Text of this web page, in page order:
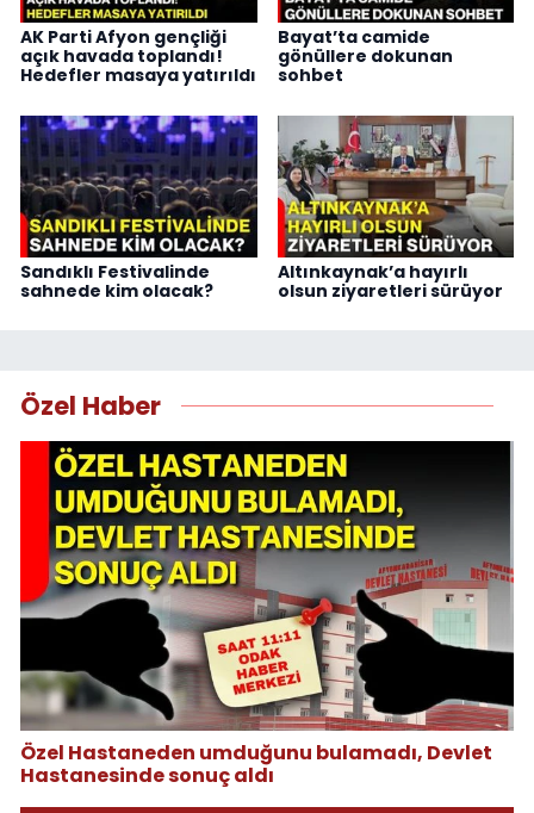
AK Parti Afyon gençliği
açık havada toplandı!
Hedefler masaya yatırıldı
Bayat’ta camide
gönüllere dokunan
sohbet
Sandıklı Festivalinde
sahnede kim olacak?
Altınkaynak’a hayırlı
olsun ziyaretleri sürüyor
Özel Haber
Özel Hastaneden umduğunu bulamadı, Devlet
Hastanesinde sonuç aldı